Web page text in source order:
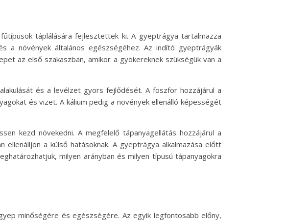
táplálására fejlesztettek ki. A gyeptrágya tartalmazza
a növények általános egészségéhez. Az indító gyeptrágyák
az első szakaszban, amikor a gyökereknek szükségük van a
és a levélzet gyors fejlődését. A foszfor hozzájárul a
és vizet. A kálium pedig a növények ellenálló képességét
kezd növekedni. A megfelelő tápanyagellátás hozzájárul a
a külső hatásoknak. A gyeptrágya alkalmazása előtt
milyen arányban és milyen típusú tápanyagokra
minőségére és egészségére. Az egyik legfontosabb előny,